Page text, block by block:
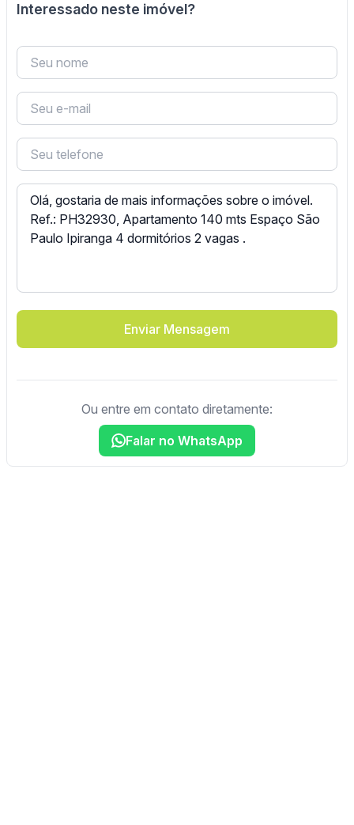
Interessado neste imóvel?
Enviar Mensagem
Ou entre em contato diretamente:
Falar no WhatsApp